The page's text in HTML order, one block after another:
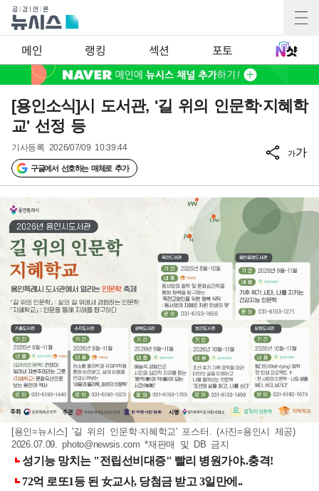
메인 랭킹 섹션 포토
[용인소식]시 도서관, '길 위의 인문학·지혜학
교' 선정 등
기사등록 2026/07/09 10:39:44
구글에서 선호하는 매체로 추가
가가
[용인=뉴시스] '길 위의 인문학·지혜학교' 포스터. (사진=용인시 제공)
2026.07.09.photo@newsis.com *재판매 및 DB 금지